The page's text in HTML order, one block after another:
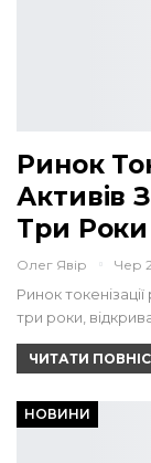
Ринок
Активів
Три Роки
Олег Явір Чер
Ринок
три роки,
ЧИТАТИ
НОВИНИ